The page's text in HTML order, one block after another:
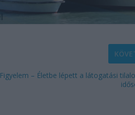
Figyelem – Életbe lépett a látogatási